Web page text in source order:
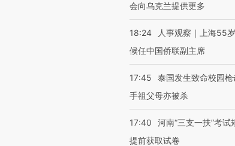
会向乌克兰提供更多
18:24
人事观察｜上海55
候任中国侨联副主席
17:45
泰国发生致命校园
手祖父母亦被杀
17:40
河南“三支一扶”考
提前获取试卷